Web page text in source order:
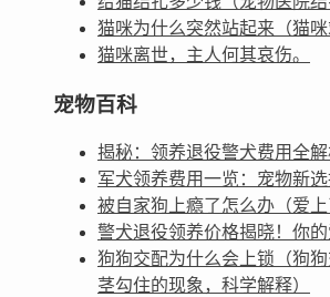
猫咪为什么突然站起来（猫咪
猫咪离世，主人何其哀伤。
宠物百科
揭秘：领养退役警犬费用全解
军犬领养费用一览：宠物新选
被自家狗上瘾了怎么办（爱上
警犬退役领养价格揭晓！你的
狗狗交配为什么会上锁（狗
茎勾住的现象，科学解释）